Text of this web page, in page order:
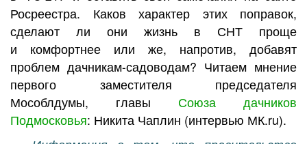
Росреестра. Каков характер этих поправок,
сделают ли они жизнь в СНТ проще
и комфортнее или же, напротив, добавят
проблем дачникам-садоводам? Читаем мнение
первого заместителя председателя
Мособлдумы, главы Союза дачников
Подмосковья: Никита Чаплин (интервью МК.ru).